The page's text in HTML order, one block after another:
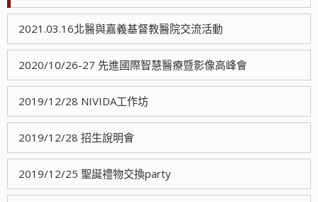
2021.03.16北醫與嘉義基督教醫院交流活動
2020/10/26-27 先進國際智慧醫療暨影像高峰會
2019/12/28 NIVIDA工作坊
2019/12/28 招生說明會
2019/12/25 聖誕禮物交換party